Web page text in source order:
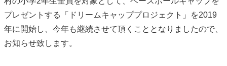
プレゼントする「ドリームキャッププロジェクト」を2019
年に開始し、今年も継続させて頂くこととなりましたので、
お知らせ致します。